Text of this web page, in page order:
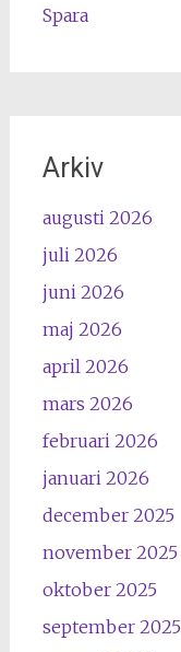
Spara
Arkiv
augusti 2026
juli 2026
juni 2026
maj 2026
april 2026
mars 2026
februari 2026
januari 2026
december 2025
november 2025
oktober 2025
september 2025